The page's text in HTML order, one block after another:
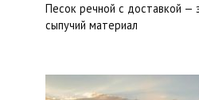
Песок речной с доставкой —
сыпучий материал